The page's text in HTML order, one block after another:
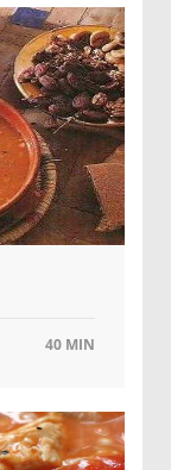
40 MIN